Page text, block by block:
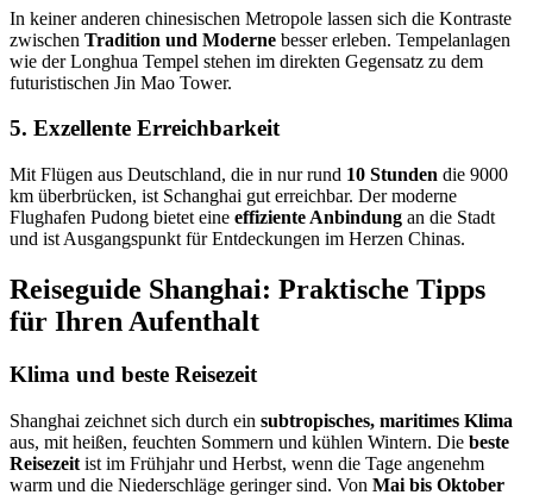
In keiner anderen chinesischen Metropole lassen sich die Kontraste
zwischen Tradition und Moderne besser erleben. Tempelanlagen
wie der Longhua Tempel stehen im direkten Gegensatz zu dem
futuristischen Jin Mao Tower.
5. Exzellente Erreichbarkeit
Mit Flügen aus Deutschland, die in nur rund 10 Stunden die 9000
km überbrücken, ist Schanghai gut erreichbar. Der moderne
Flughafen Pudong bietet eine effiziente Anbindung an die Stadt
und ist Ausgangspunkt für Entdeckungen im Herzen Chinas.
Reiseguide Shanghai: Praktische Tipps
für Ihren Aufenthalt
Klima und beste Reisezeit
Shanghai zeichnet sich durch ein subtropisches, maritimes Klima
aus, mit heißen, feuchten Sommern und kühlen Wintern. Die beste
Reisezeit ist im Frühjahr und Herbst, wenn die Tage angenehm
warm und die Niederschläge geringer sind. Von Mai bis Oktober